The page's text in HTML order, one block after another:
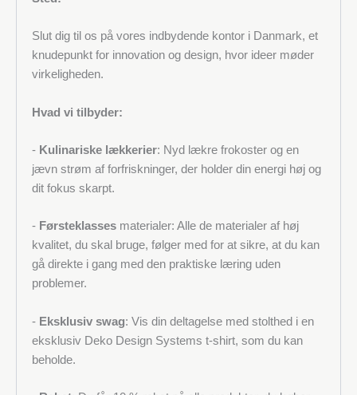
Slut dig til os på vores indbydende kontor i Danmark, et
knudepunkt for innovation og design, hvor ideer møder
virkeligheden.
Hvad vi tilbyder:
- Kulinariske lækkerier: Nyd lækre frokoster og en
jævn strøm af forfriskninger, der holder din energi høj og
dit fokus skarpt.
- Førsteklassesmaterialer: Alle de materialer af høj
kvalitet, du skal bruge, følger med for at sikre, at du kan
gå direkte i gang med den praktiske læring uden
problemer.
- Eksklusiv swag: Vis din deltagelse med stolthed i en
eksklusiv Deko Design Systems t-shirt, som du kan
beholde.